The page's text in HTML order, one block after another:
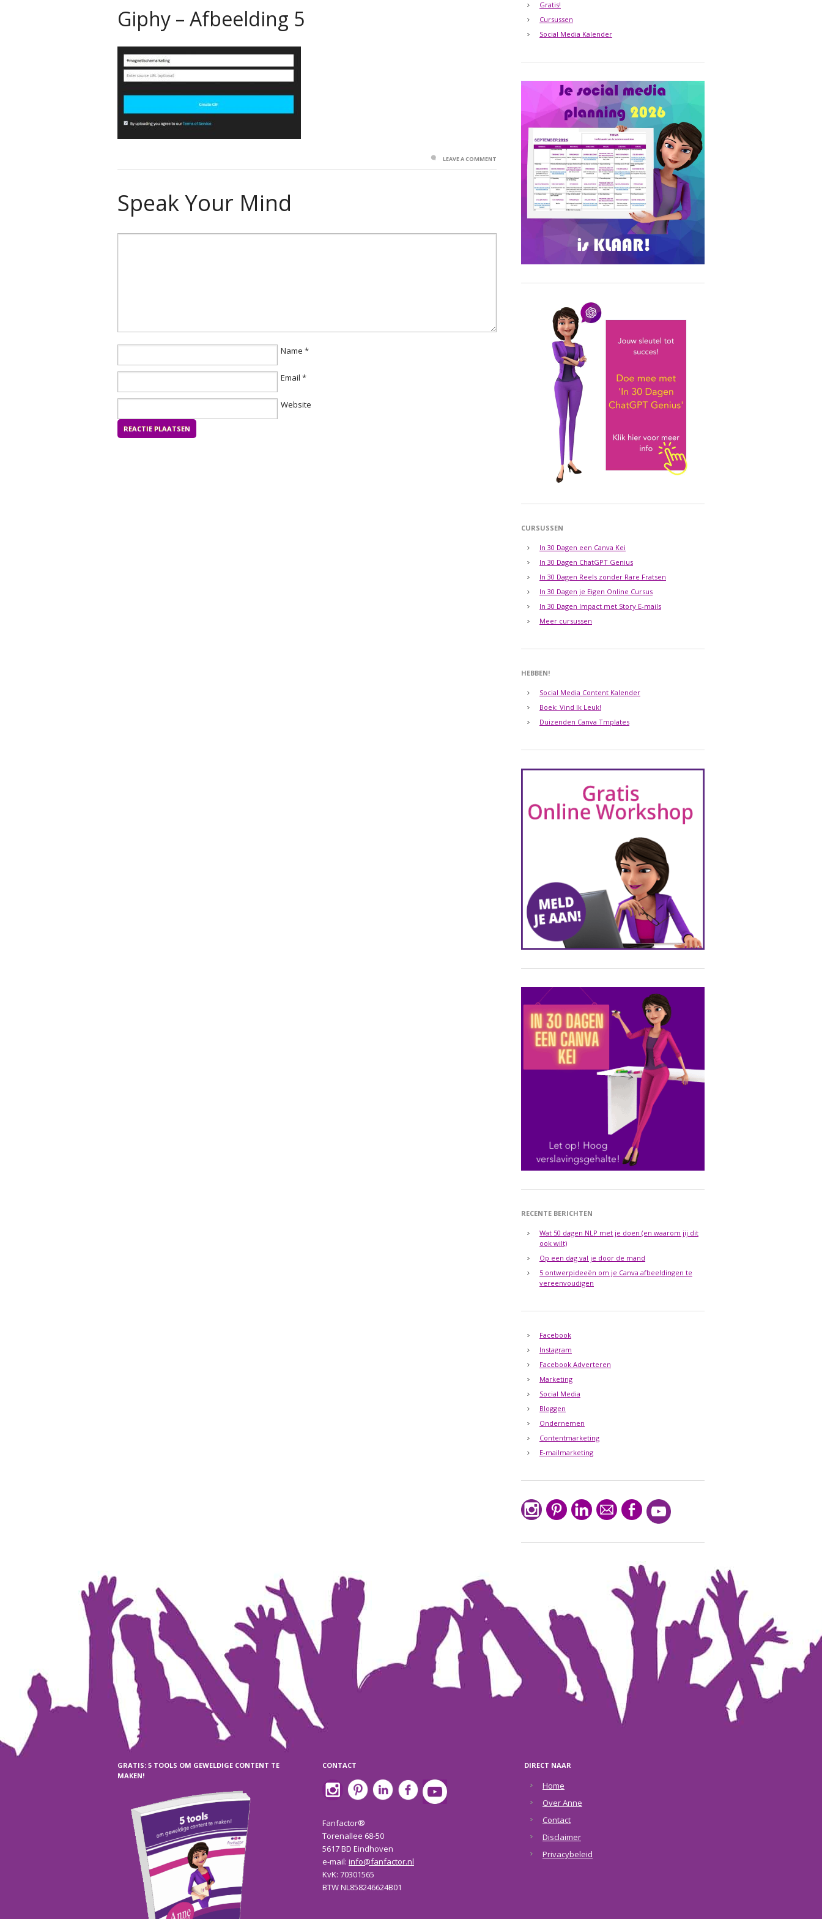
Giphy – Afbeelding 5
LEAVE A COMMENT
Speak Your Mind
Name *
Email *
Website
Gratis!
Cursussen
Social Media Kalender
CURSUSSEN
In 30 Dagen een Canva Kei
In 30 Dagen ChatGPT Genius
In 30 Dagen Reels zonder Rare Fratsen
In 30 Dagen je Eigen Online Cursus
In 30 Dagen Impact met Story E-mails
Meer cursussen
HEBBEN!
Social Media Content Kalender
Boek: Vind Ik Leuk!
Duizenden Canva Tmplates
RECENTE BERICHTEN
Wat 50 dagen NLP met je doen (en waarom jij dit
ook wilt)
Op een dag val je door de mand
5 ontwerpideeën om je Canva afbeeldingen te
vereenvoudigen
Facebook
Instagram
Facebook Adverteren
Marketing
Social Media
Bloggen
Ondernemen
Contentmarketing
E-mailmarketing
GRATIS: 5 TOOLS OM GEWELDIGE CONTENT TE
MAKEN!
CONTACT
Fanfactor®
Torenallee 68-50
5617 BD Eindhoven
e-mail: info@fanfactor.nl
KvK: 70301565
BTW NL858246624B01
DIRECT NAAR
Home
Over Anne
Contact
Disclaimer
Privacybeleid